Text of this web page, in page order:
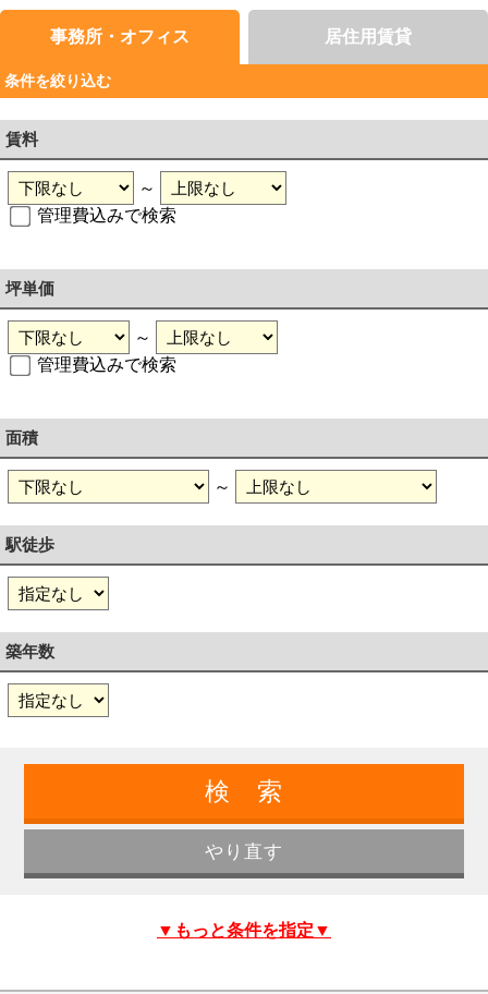
事務所・オフィス 居住用賃貸
条件を絞り込む
賃料
～
管理費込みで検索
坪単価
～
管理費込みで検索
面積
～
駅徒歩
築年数
▼もっと条件を指定▼